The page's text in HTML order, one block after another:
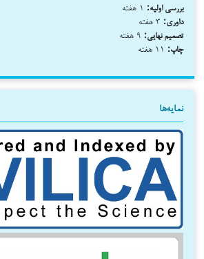
بررسی اولیه:
داوری:
تصمیم نهایی:
چاپ:
نمایه‌ها